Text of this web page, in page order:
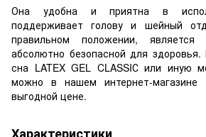
Она удобна и приятна в
поддерживает голову и шейный
правильном положении, является
абсолютно безопасной для
сна LATEX GEL CLASSIС или иную
можно в нашем интернет-
выгодной цене.